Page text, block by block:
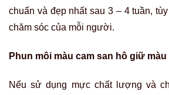
chuẩn và đẹp nhất sau 3 – 4 tuần,
chăm sóc của mỗi người.
Phun môi màu cam san hô giữ
Nếu sử dụng mực chất lượng và